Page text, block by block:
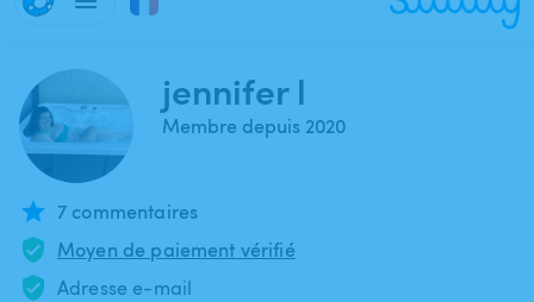
jennifer l
Membre depuis 2020
7 commentaires
Moyen de paiement vérifié
Adresse e-mail